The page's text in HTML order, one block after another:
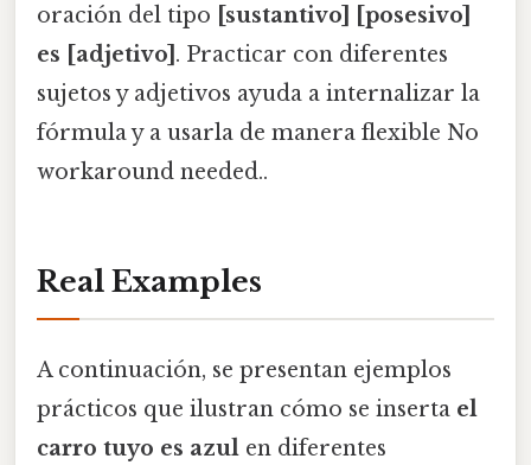
oración del tipo
[sustantivo] [posesivo]
es [adjetivo] . Practicar con diferentes
sujetos y adjetivos ayuda a internalizar la
fórmula y a usarla de manera flexible No
workaround needed..
Real Examples
A continuación, se presentan ejemplos
prácticos que ilustran cómo se inserta el
carro tuyo es azul en diferentes